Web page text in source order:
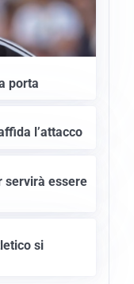
porta
l’attacco
servirà essere
si